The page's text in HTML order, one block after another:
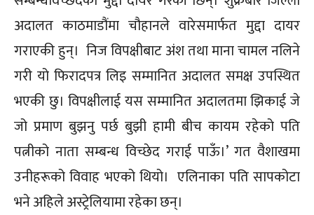
अदालत काठमाडौंमा चौहानले वारेसमार्फत मुद्दा दायर
गराएकी हुन्। निज विपक्षीबाट अंश तथा माना चामल नलिने
गरी यो फिरादपत्र लिइ सम्मानित अदालत समक्ष उपस्थित
भएकी छु। विपक्षीलाई यस सम्मानित अदालतमा झिकाई जे
जो प्रमाण बुझनु पर्छ बुझी हामी बीच कायम रहेको पति
पत्नीको नाता सम्बन्ध विच्छेद गराई पाऊँ।’ गत वैशाखमा
उनीहरूको विवाह भएको थियो। एलिनाका पति सापकोटा
भने अहिले अस्ट्रेलियामा रहेका छन्।